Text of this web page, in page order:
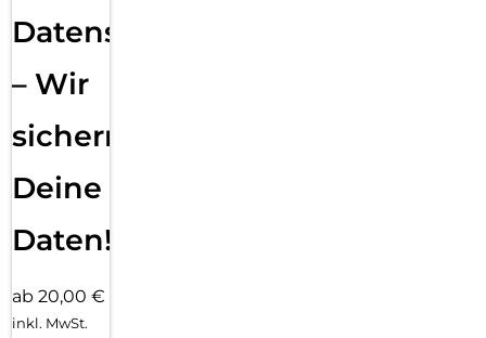
Datensicherung
– Wir
sichern
Deine
Daten!
ab 20,00 €
inkl. MwSt.